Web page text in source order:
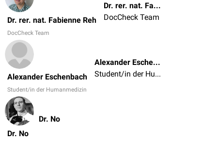
Dr. rer. nat. Fabienne Reh
DocCheck Team
Dr. rer. nat. Fabienne Reh
DocCheck Team
Alexander Eschenbach
Student/in der Humanmedizin
Alexander Eschenbach
Student/in der Humanmedizin
Dr. No
Dr. No